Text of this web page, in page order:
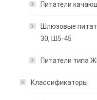
Питатели
Шлюзовые
30, Ш5-45
Питатели типа
Классификаторы